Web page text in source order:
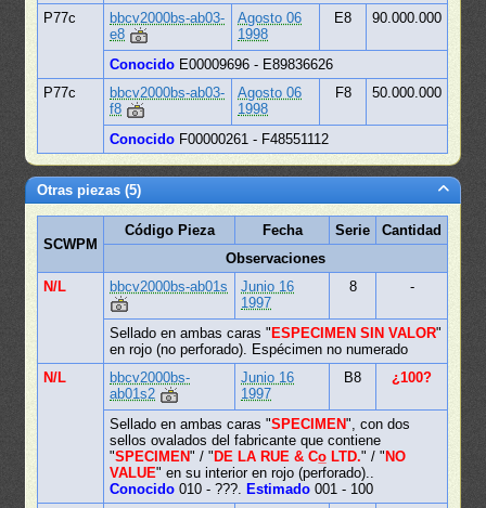
P77c
bbcv2000bs-ab03-
e8
Agosto 06
1998
E8 90.000.000
Conocido E00009696 - E89836626
P77c
bbcv2000bs-ab03-
f8
Agosto 06
1998
F8 50.000.000
Conocido F00000261 - F48551112
Otras piezas (5)
SCWPM
Código Pieza Fecha Serie
Cantidad
Observaciones
N/L
bbcv2000bs-ab01s
Junio 16
1997
8 -
Sellado en ambas caras " ESPECIMEN SIN VALOR"
en rojo (no perforado). Espécimen no numerado
N/L
bbcv2000bs-
ab01s2
Junio 16
1997
B8 ¿100?
Sellado en ambas caras "SPECIMEN", con dos
sellos ovalados del fabricante que contiene
"SPECIMEN" / " DE LA RUE & Co̲ LTD." / " NO
VALUE" en su interior en rojo (perforado)..
Conocido 010 - ???. Estimado 001 - 100